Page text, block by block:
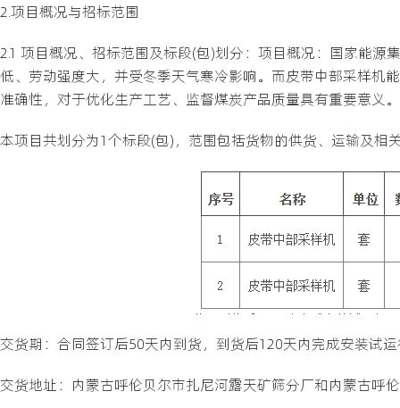
2.项目概况与招标范围
2.1 项目概况、招标范围及标段(包)划分：项目概况：国家能
低、劳动强度大，并受冬季天气寒冷影响。而皮带中部采样机
准确性，对于优化生产工艺、监督煤炭产品质量具有重要意义
本项目共划分为1个标段(包)，范围包括货物的供货、运输及相
交货期：合同签订后50天内到货，到货后120天内完成安装试
交货地址：内蒙古呼伦贝尔市扎尼河露天矿筛分厂和内蒙古呼